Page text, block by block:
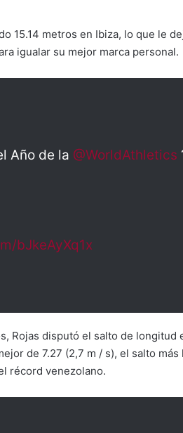
15.14 metros en Ibiza, lo que le
igualar su mejor marca personal.
Año de la @WorldAthletics
bJkeAyXq1x
Rojas disputó el salto de longitud
de 7.27 (2,7 m / s), el salto más
récord venezolano.